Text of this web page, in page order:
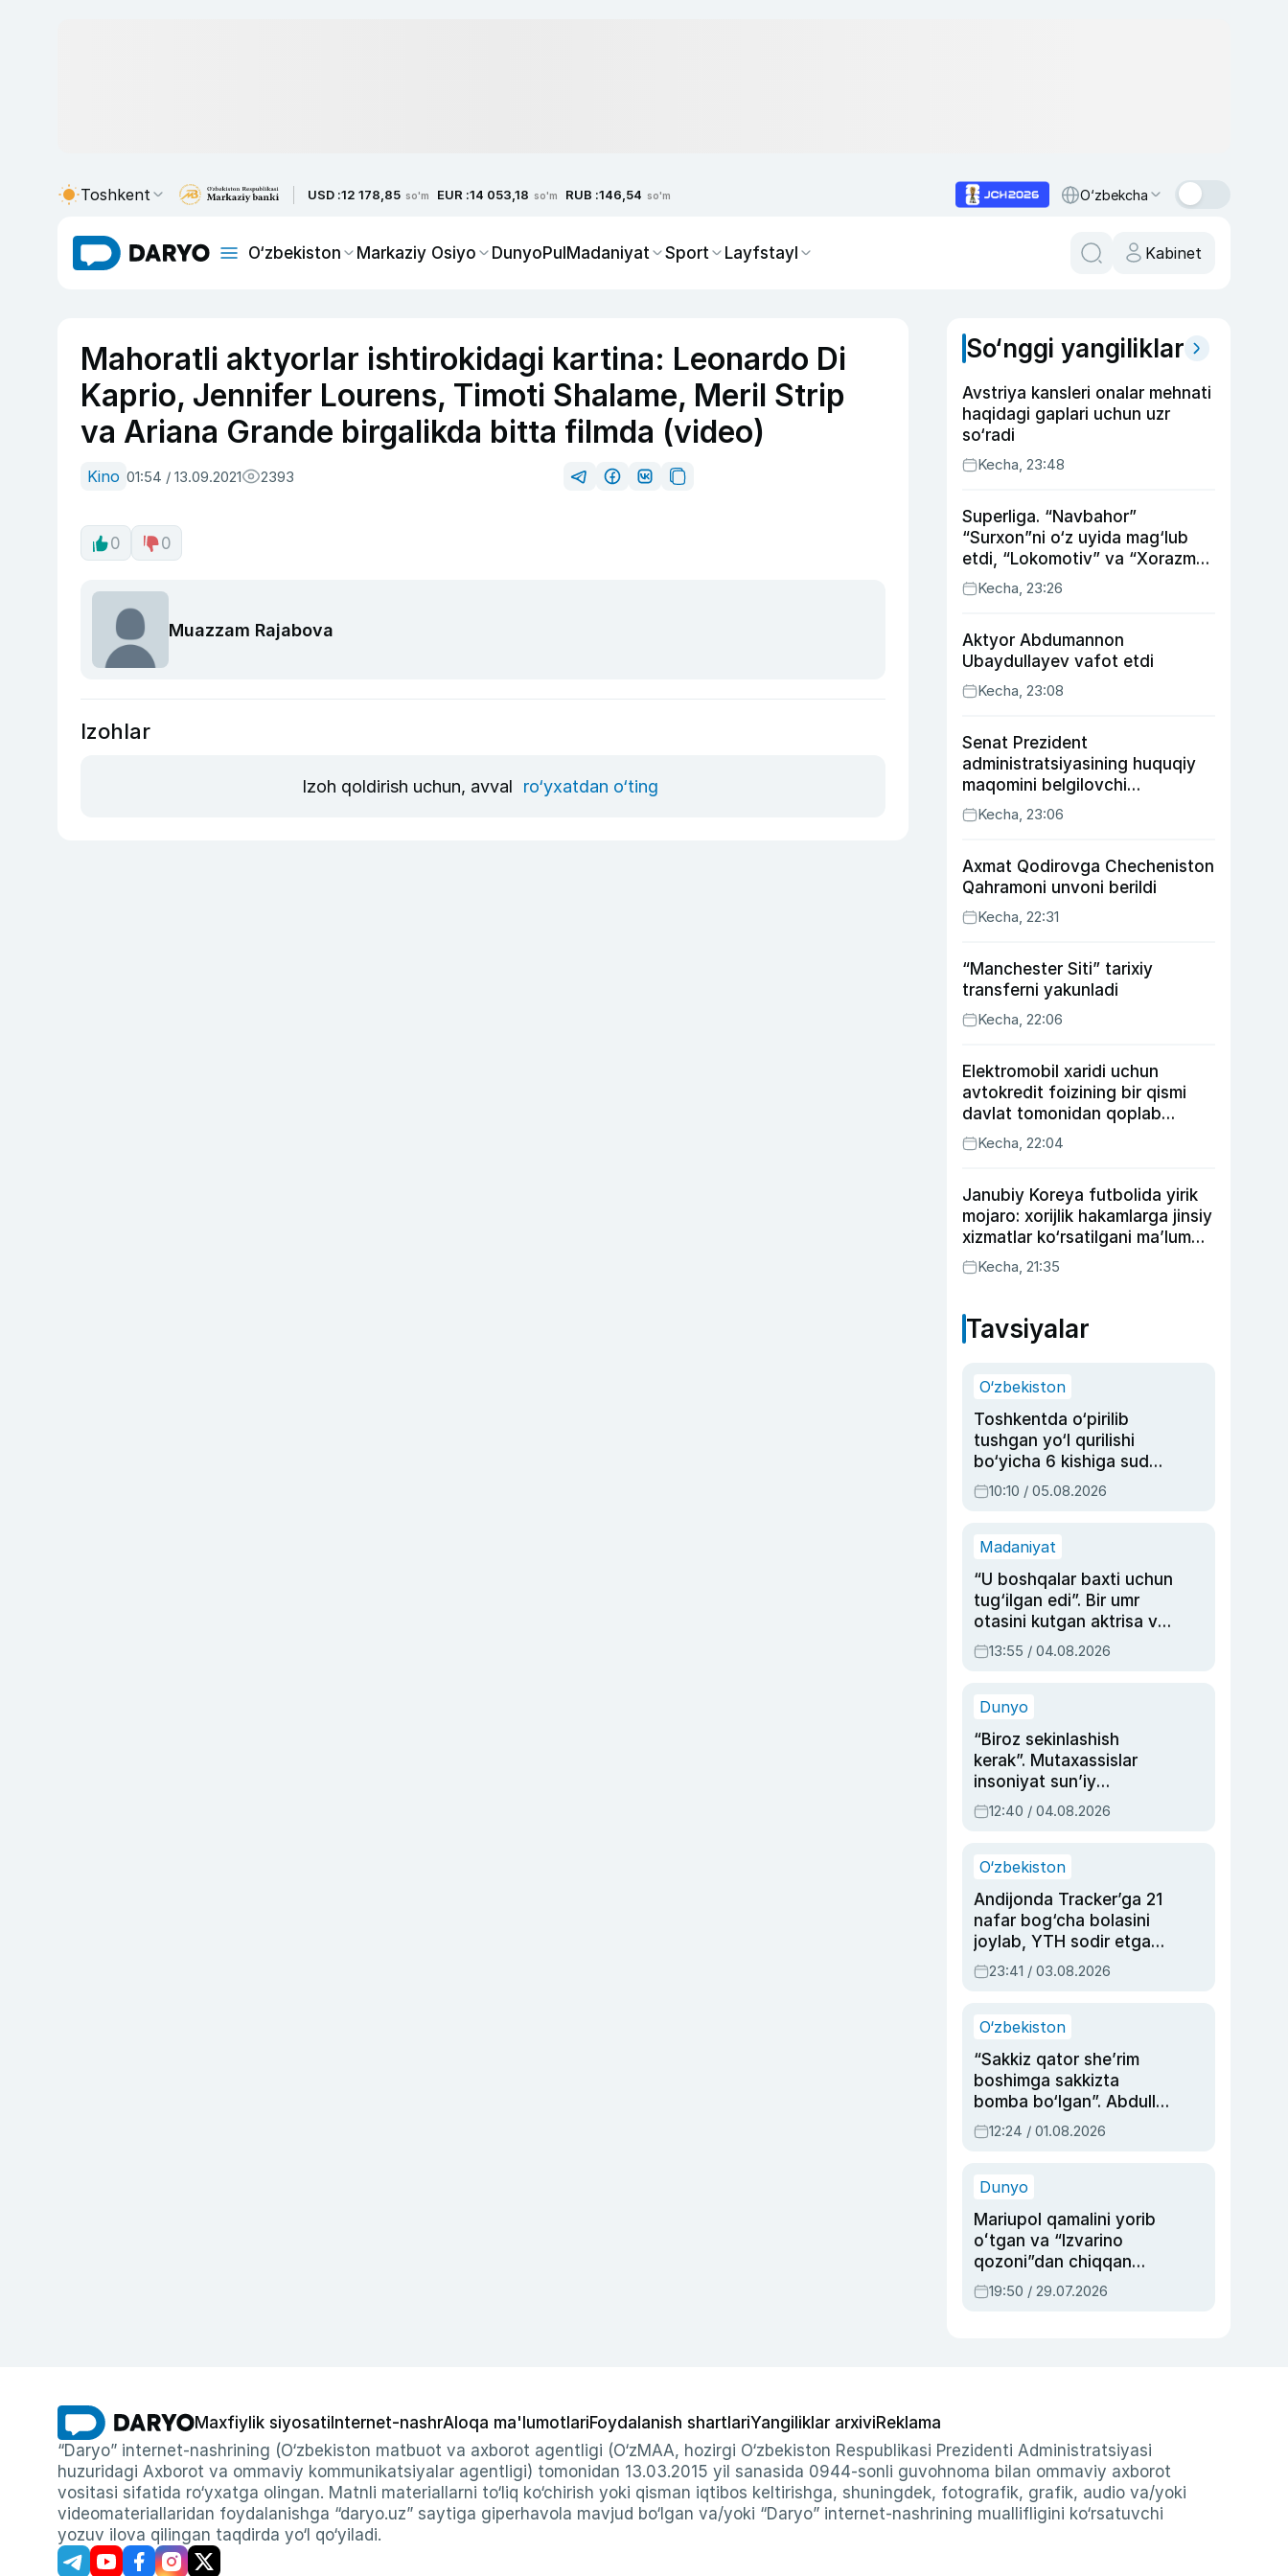
Toshkent USD :12 178,85 so'm EUR :14 053,18 so'm RUB :146,54 so'm O‘zbekcha
O‘zbekiston Markaziy Osiyo DunyoPulMadaniyat Sport Layfstayl Kabinet
Mahoratli aktyorlar ishtirokidagi kartina: Leonardo Di
Kaprio, Jennifer Lourens, Timoti Shalame, Meril Strip
va Ariana Grande birgalikda bitta filmda (video)
Kino 01:54 / 13.09.2021 2393
0 0
Muazzam Rajabova
Izohlar
Izoh qoldirish uchun, avval ro‘yxatdan o‘ting
So‘nggi yangiliklar
Avstriya kansleri onalar mehnati
haqidagi gaplari uchun uzr
so‘radi
Kecha, 23:48
Superliga. “Navbahor”
“Surxon”ni o‘z uyida mag‘lub
etdi, “Lokomotiv” va “Xorazm”
uyda g‘alaba qozondi
Kecha, 23:26
Aktyor Abdu­mannon
Ubaydullayev vafot etdi
Kecha, 23:08
Senat Prezident
administratsiyasining huquqiy
maqomini belgilovchi
konstitutsiyaviy qonunni
ma’qulladi
Kecha, 23:06
Axmat Qodirovga Checheniston
Qahramoni unvoni berildi
Kecha, 22:31
“Manchester Siti” tarixiy
transferni yakunladi
Kecha, 22:06
Elektromobil xaridi uchun
avtokredit foizining bir qismi
davlat tomonidan qoplab
berilishi mumkin
Kecha, 22:04
Janubiy Koreya futbolida yirik
mojaro: xorijlik hakamlarga jinsiy
xizmatlar ko‘rsatilgani ma’lum
qilindi
Kecha, 21:35
Tavsiyalar
O‘zbekiston
Toshkentda o‘pirilib
tushgan yo‘l qurilishi
bo‘yicha 6 kishiga sud
hukmi o‘qildi
10:10 / 05.08.2026
Madaniyat
“U boshqalar baxti uchun
tug‘ilgan edi”. Bir umr
otasini kutgan aktrisa va
dublyaj ustasi Rimma
Ahmedovaning
13:55 / 04.08.2026
Dunyo
“Biroz sekinlashish
kerak”. Mutaxassislar
insoniyat sun’iy
intellektni boshqara
olmay qolishidan xavotir
12:40 / 04.08.2026
O‘zbekiston
Andijonda Tracker’ga 21
nafar bog‘cha bolasini
joylab, YTH sodir etgan
ayolga sud hukmi o‘qildi
23:41 / 03.08.2026
O‘zbekiston
“Sakkiz qator she’rim
boshimga sakkizta
bomba bo‘lgan”. Abdulla
Oripovni siyosiy
ayblovlardan asrab
12:24 / 01.08.2026
Dunyo
Mariupol qamalini yorib
oʻtgan va “Izvarino
qozoni”dan chiqqan
qahramon — Ukraina
armiyasi bosh
19:50 / 29.07.2026
Maxfiylik siyosati Internet-nashrAloqa ma'lumotlariFoydalanish shartlariYangiliklar arxiviReklama
“Daryo” internet-nashrining (O‘zbekiston matbuot va axborot agentligi (O‘zMAA, hozirgi O‘zbekiston Respublikasi Prezidenti Administratsiyasi
huzuridagi Axborot va ommaviy kommunikatsiyalar agentligi) tomonidan 13.03.2015 yil sanasida 0944-sonli guvohnoma bilan ommaviy axborot
vositasi sifatida ro‘yxatga olingan. Matnli materiallarni to‘liq ko‘chirish yoki qisman iqtibos keltirishga, shuningdek, fotografik, grafik, audio va/yoki
videomateriallaridan foydalanishga “daryo.uz” saytiga giperhavola mavjud bo‘lgan va/yoki “Daryo” internet-nashrining muallifligini ko‘rsatuvchi
yozuv ilova qilingan taqdirda yo‘l qo‘yiladi.